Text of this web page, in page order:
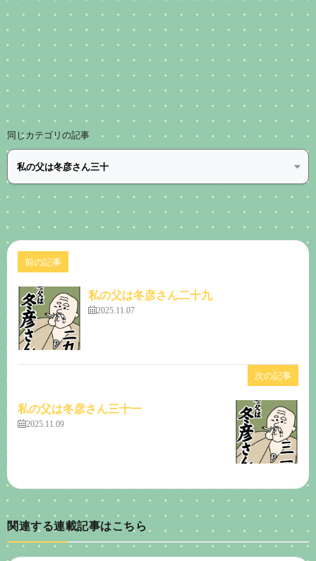
同じカテゴリの記事
前の記事
私の父は冬彦さん二十九
2025.11.07
次の記事
私の父は冬彦さん三十一
2025.11.09
関連する連載記事はこちら